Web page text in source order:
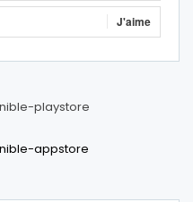
J'aime